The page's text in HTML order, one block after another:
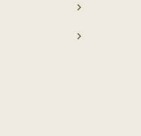
navigate_next
navigate_next